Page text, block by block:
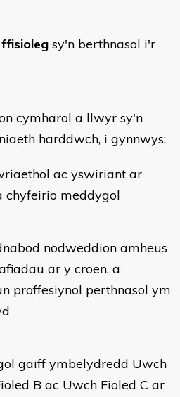
sy'n berthnasol i'r
cymharol a llwyr sy'n
harddwch, i gynnwys:
ac yswiriant ar
chyfeirio meddygol
nodweddion amheus
ar y croen, a
proffesiynol perthnasol ym
gaiff ymbelydredd Uwch
B ac Uwch Fioled C ar